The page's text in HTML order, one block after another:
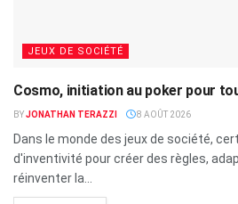
JEUX DE SOCIÉTÉ
Cosmo, initiation au poker pour
BYJONATHAN TERAZZI 8 AOÛT 2026
Dans le monde des jeux de société,
d'inventivité pour créer des règles,
réinventer la...